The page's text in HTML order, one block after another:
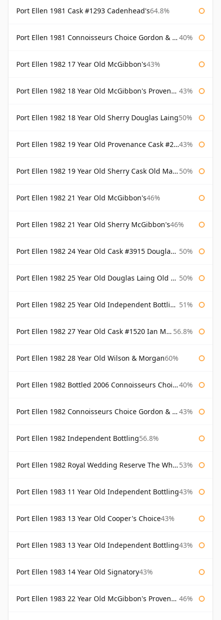
Port Ellen 1981 Cask #1293 Cadenhead's64.8%
Port Ellen 1981 Connoisseurs Choice Gordon & Macphail 40%
Port Ellen 1982 17 Year Old McGibbon's43%
Port Ellen 1982 18 Year Old McGibbon's Provenance 43%
Port Ellen 1982 18 Year Old Sherry Douglas Laing50%
Port Ellen 1982 19 Year Old Provenance Cask #2733 McGibbon's 43%
Port Ellen 1982 19 Year Old Sherry Cask Old Malt Cask Douglas Laing 50%
Port Ellen 1982 21 Year Old McGibbon's46%
Port Ellen 1982 21 Year Old Sherry McGibbon's46%
Port Ellen 1982 24 Year Old Cask #3915 Douglas Laing Old Malt Cask 50%
Port Ellen 1982 25 Year Old Douglas Laing Old Malt Cask 50%
Port Ellen 1982 25 Year Old Independent Bottling Bottled 2007 51%
Port Ellen 1982 27 Year Old Cask #1520 Ian Macleod Chieftain 56.8%
Port Ellen 1982 28 Year Old Wilson & Morgan60%
Port Ellen 1982 Bottled 2006 Connoisseurs Choice Gordon & Macphail 40%
Port Ellen 1982 Connoisseurs Choice Gordon & Macphail 43%
Port Ellen 1982 Independent Bottling56.8%
Port Ellen 1982 Royal Wedding Reserve The Whisky Exchange 53%
Port Ellen 1983 11 Year Old Independent Bottling43%
Port Ellen 1983 13 Year Old Cooper's Choice43%
Port Ellen 1983 13 Year Old Independent Bottling43%
Port Ellen 1983 14 Year Old Signatory43%
Port Ellen 1983 22 Year Old McGibbon's Provenance 46%